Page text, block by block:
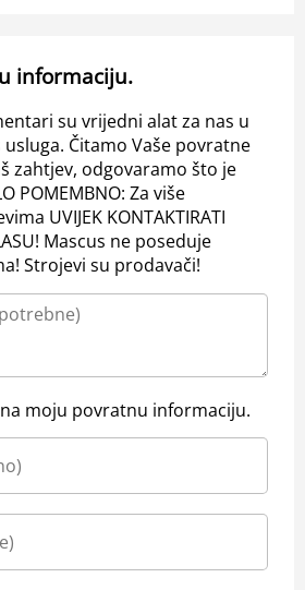
informaciju.
su vrijedni alat za nas u
Čitamo Vaše povratne
zahtjev, odgovaramo što je
POMEMBNO: Za više
UVIJEK KONTAKTIRATI
Mascus ne poseduje
Strojevi su prodavači!
moju povratnu informaciju.